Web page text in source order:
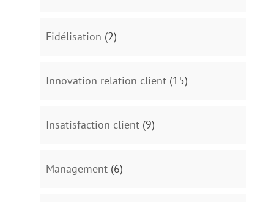
Fidélisation (2)
Innovation relation client(15)
Insatisfaction client(9)
Management(6)